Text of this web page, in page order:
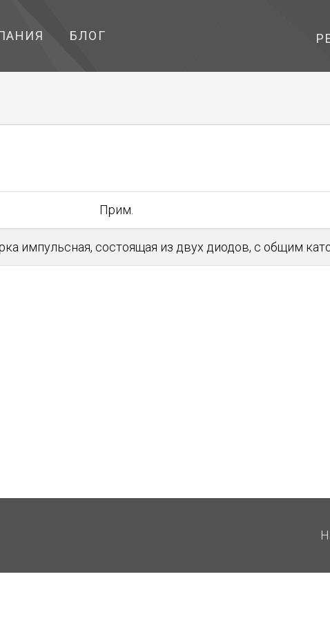
БЛОГ
Прим.
импульсная, состоящая из двух диодов, с общим